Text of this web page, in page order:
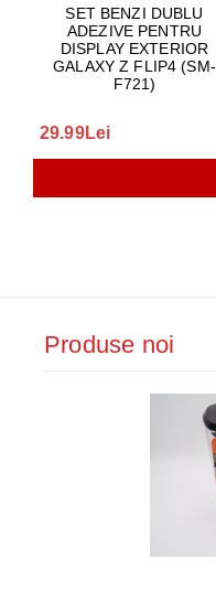
SET BENZI DUBLU
ADEZIVE PENTRU
DISPLAY EXTERIOR
GALAXY Z FLIP4 (SM-
F721)
29.99Lei
Produse noi